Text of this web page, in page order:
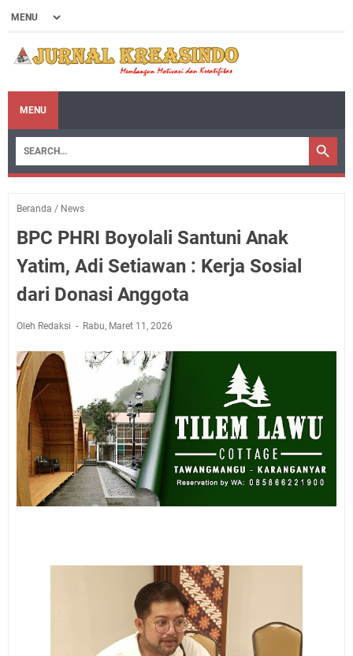
MENU
Beranda / News
BPC PHRI Boyolali Santuni Anak
Yatim, Adi Setiawan : Kerja Sosial
dari Donasi Anggota
Oleh Redaksi Rabu, Maret 11, 2026